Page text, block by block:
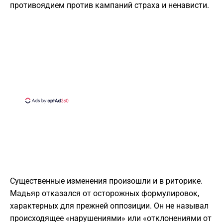
противоядием против кампаний страха и ненависти.
Существенные изменения произошли и в риторике.
Мадьяр отказался от осторожных формулировок,
характерных для прежней оппозиции. Он не называл
происходящее «нарушениями» или «отклонениями от